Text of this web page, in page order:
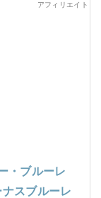
・ブルーレ
スブルーレ